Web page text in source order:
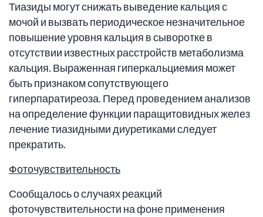
Тиазиды могут снижать выведение кальция с
мочой и вызвать периодическое незначительное
повышение уровня кальция в сыворотке в
отсутствии известных расстройств метаболизма
кальция. Выраженная гиперкальциемия может
быть признаком сопутствующего
гиперпаратиреоза. Перед проведением анализов
на определение функции паращитовидных желез
лечение тиазидными диуретиками следует
прекратить.
Фоточувствительность
Сообщалось о случаях реакций
фоточувствительности на фоне применения